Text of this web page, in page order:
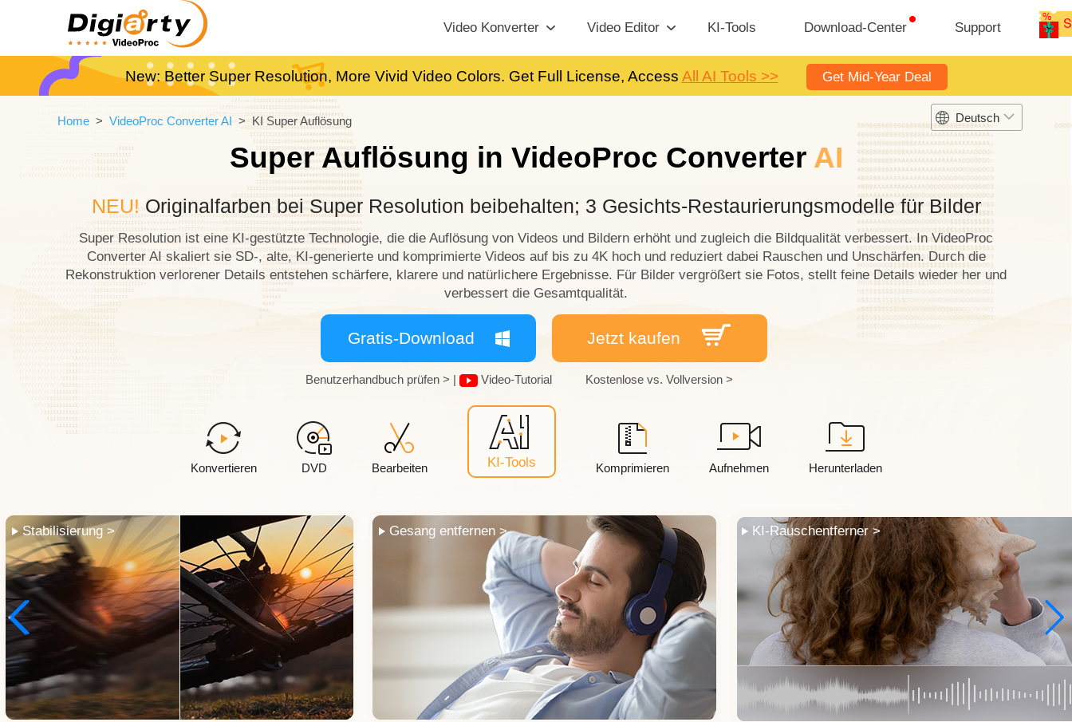
Video Konverter Video Editor KI-Tools Download-Center Support
New: Better Super Resolution, More Vivid Video Colors. Get Full License, Access All AI Tools >> Get Mid-Year Deal
Deutsch
Home > VideoProc Converter AI > KI Super Auflösung
Super Auflösung in VideoProc Converter AI
NEU!Originalfarben bei Super Resolution beibehalten; 3 Gesichts-Restaurierungsmodelle für Bilder
Super Resolution ist eine KI-gestützte Technologie, die die Auflösung von Videos und Bildern erhöht und zugleich die Bildqualität verbessert. In VideoProc
Converter AI skaliert sie SD-, alte, KI-generierte und komprimierte Videos auf bis zu 4K hoch und reduziert dabei Rauschen und Unschärfen. Durch die
Rekonstruktion verlorener Details entstehen schärfere, klarere und natürlichere Ergebnisse. Für Bilder vergrößert sie Fotos, stellt feine Details wieder her und
verbessert die Gesamtqualität.
Gratis-Download
Benutzerhandbuch prüfen > | Video-Tutorial
Jetzt kaufen
Kostenlose vs. Vollversion >
Konvertieren DVD Bearbeiten KI-Tools Komprimieren Aufnehmen Herunterladen
Gesang entfernen > KI-Rauschentferner > Super Auflösung für Videos >